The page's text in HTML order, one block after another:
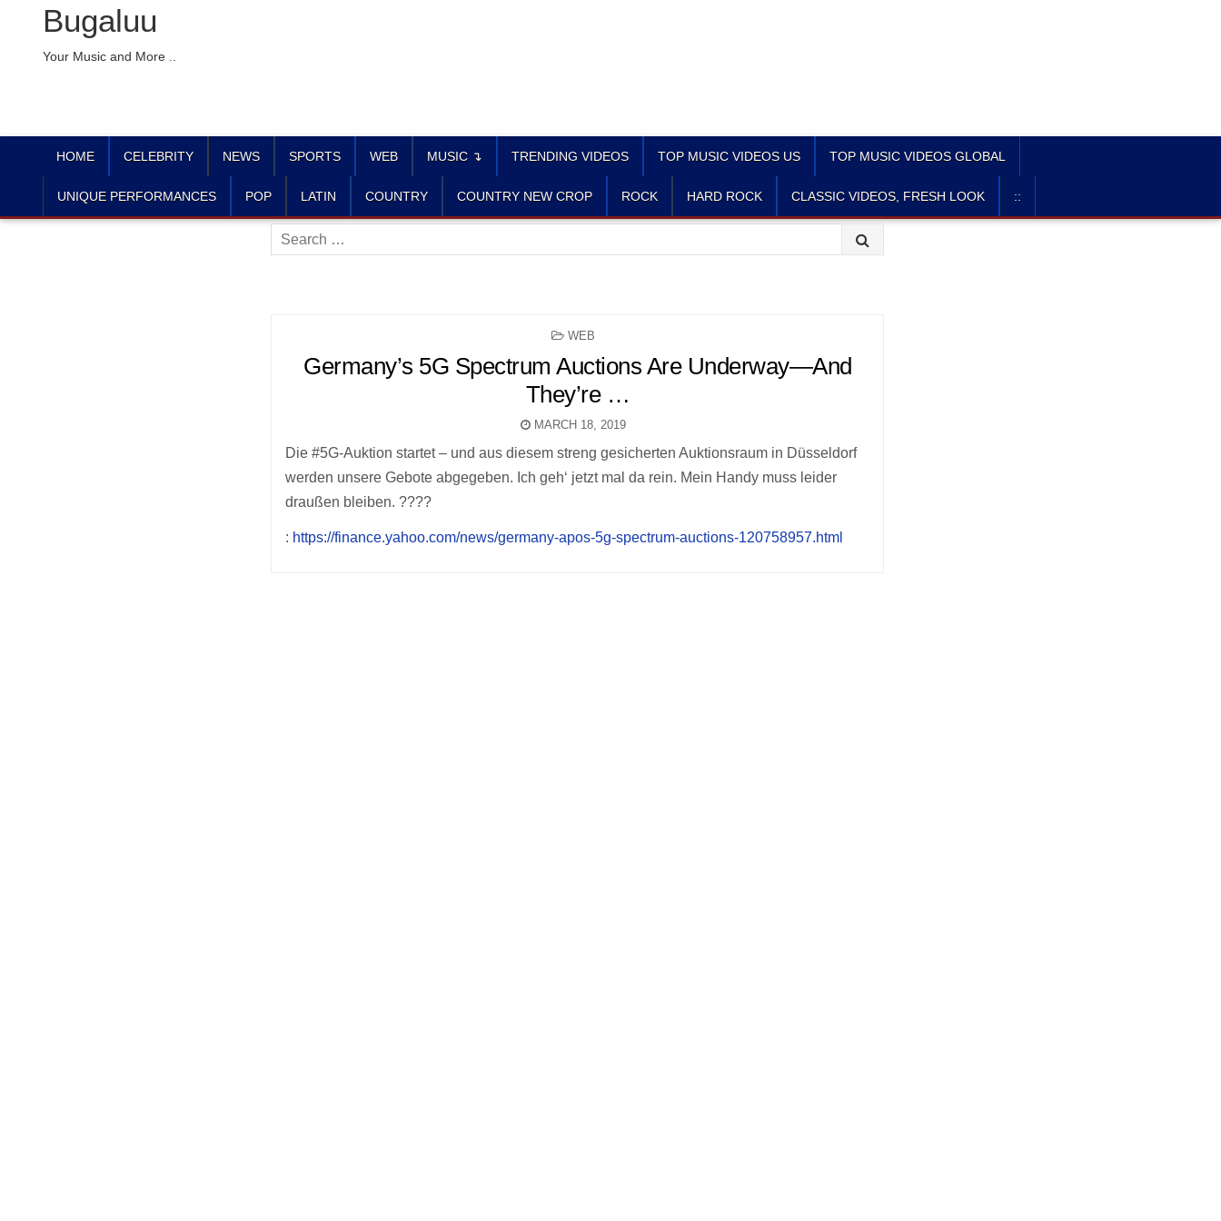
Bugaluu
Your Music and More ..
HOME CELEBRITY NEWS SPORTS WEB MUSIC ↴ TRENDING VIDEOS TOP MUSIC VIDEOS US TOP MUSIC VIDEOS GLOBAL
UNIQUE PERFORMANCES POP LATIN COUNTRY COUNTRY NEW CROP ROCK HARD ROCK CLASSIC VIDEOS, FRESH LOOK ::
Search
for:
POSTED
WEB
Germany’s 5G Spectrum Auctions Are Underway—And
They’re …
MARCH 18, 2019
Die #5G-Auktion startet – und aus diesem streng gesicherten Auktionsraum in Düsseldorf
werden unsere Gebote abgegeben. Ich geh‘ jetzt mal da rein. Mein Handy muss leider
draußen bleiben. ????
: https://finance.yahoo.com/news/germany-apos-5g-spectrum-auctions-120758957.html